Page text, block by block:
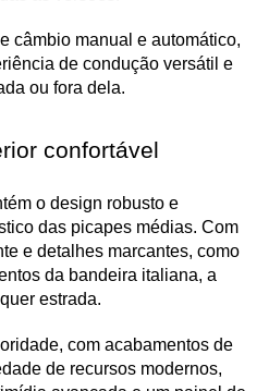
câmbio manual e automático,
de condução versátil e
ou fora dela.
confortável
o design robusto e
das picapes médias. Com
e detalhes marcantes, como
da bandeira italiana, a
estrada.
com acabamentos de
de recursos modernos,